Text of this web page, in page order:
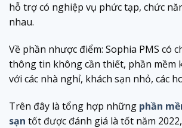
hỗ trợ có nghiệp vụ phức tạp, chức
nhau.
Về phần nhược điểm: Sophia PMS có
thông tin không cần thiết, phần mềm
với các nhà nghỉ, khách sạn nhỏ, các
Trên đây là tổng hợp những phần
sạn tốt được đánh giá là tốt năm